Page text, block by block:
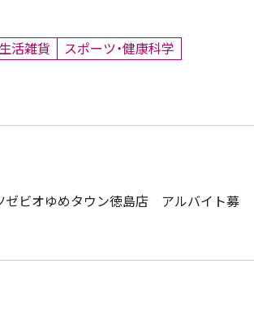
生活雑貨 スポーツ・健康科学
ゼビオゆめタウン徳島店 アルバイト募